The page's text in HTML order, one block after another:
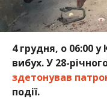
4 грудня, о 06:00 у
вибух. У 28-
здетонував
події.